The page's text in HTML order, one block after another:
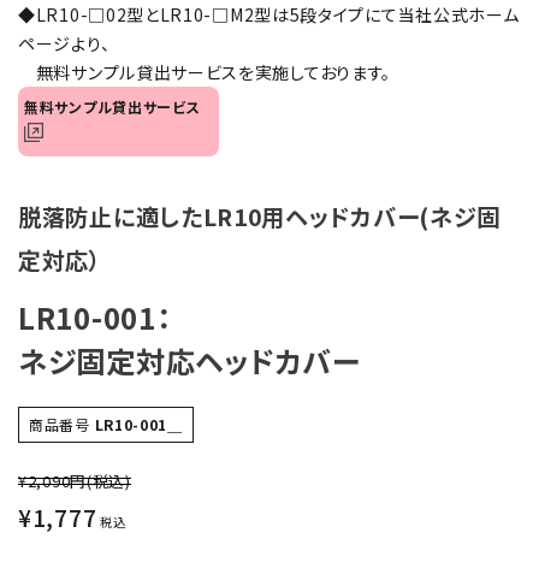
センサ機器
散光式警光灯
補修パーツ
製品選定の仕方
ガイドライン
◆LR10-□02型とLR10-□M2型は5段タイプにて当社公式ホーム
ページより、
無料サンプル貸出サービスを実施しております。
無料サンプル貸出サービス
脱落防止に適したLR10用ヘッドカバー(ネジ固
定対応）
LR10-001：
ネジ固定対応ヘッドカバー
商品番号 LR10-001＿
¥2,090円(税込)
¥1,777 税込